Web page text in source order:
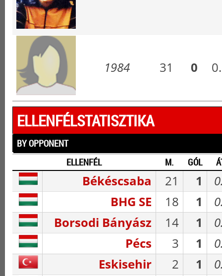
1984 31 0
ELLENFÉLSTATISZTIKA
BY OPPONENT
ELLENFÉL
M. GÓL
Békéscsaba 21 1
BHG SE
18 1
Borsodi Bányász
14 1
Pécs
3 1
Eskisehir
2 1